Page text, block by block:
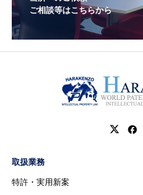
ご相談等はこちらから
取扱業務
特許・実用新案